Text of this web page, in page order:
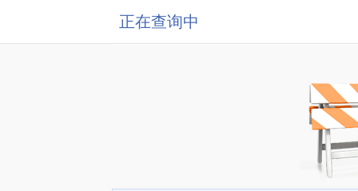
正在查询中